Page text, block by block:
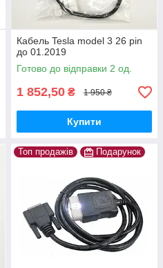
Кабель Tesla model 3 26 pin
до 01.2019
Готово до відправки 2 од.
1 852,50 ₴ 1 950 ₴
Купити
Топ продажів Подарунок